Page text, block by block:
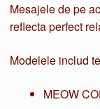
Mesajele de pe
reflecta perfect
Modelele includ
MEOW